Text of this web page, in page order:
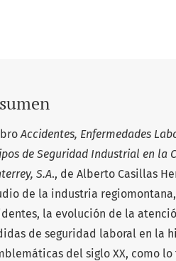
Accidentes, Enfermedades
de Seguridad Industrial en la
S.A., de Alberto Casillas
de la industria
la evolución de la
de seguridad laboral en la
del siglo XX, como